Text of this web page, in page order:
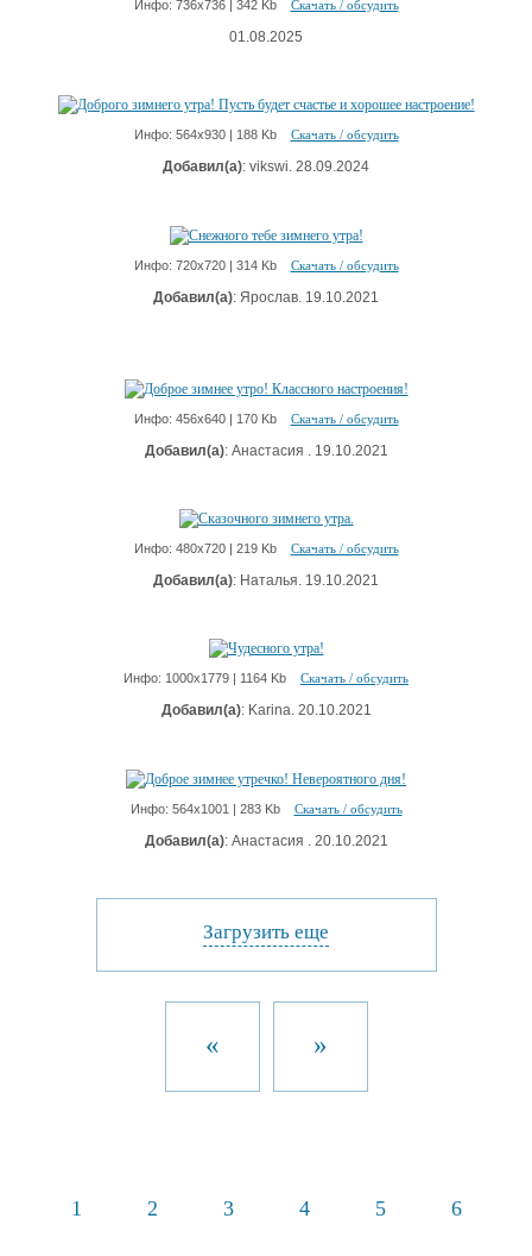
Инфо: 736х736 | 342 Kb Скачать / обсудить
01.08.2025
Инфо: 564х930 | 188 Kb Скачать / обсудить
Добавил(а): vikswi. 28.09.2024
Инфо: 720х720 | 314 Kb Скачать / обсудить
Добавил(а): Ярослав. 19.10.2021
Инфо: 456х640 | 170 Kb Скачать / обсудить
Добавил(а): Анастасия . 19.10.2021
Инфо: 480х720 | 219 Kb Скачать / обсудить
Добавил(а): Наталья. 19.10.2021
Инфо: 1000х1779 | 1164 Kb Скачать / обсудить
Добавил(а): Karina. 20.10.2021
Инфо: 564х1001 | 283 Kb Скачать / обсудить
Добавил(а): Анастасия . 20.10.2021
Загрузить еще
« »
1 2 3 4 5 6